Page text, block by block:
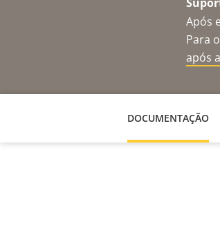
Após
Para
após
DOCUMENTAÇÃO